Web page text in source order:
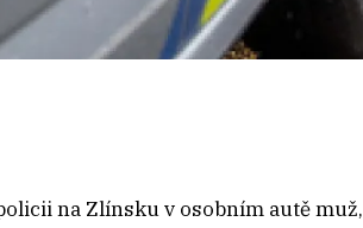
na Zlínsku v osobním autě muž,